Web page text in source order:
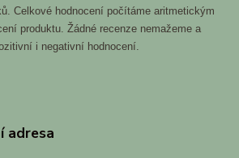
Celkové hodnocení počítáme aritmetickým
produktu. Žádné recenze nemažeme a
i negativní hodnocení.
adresa